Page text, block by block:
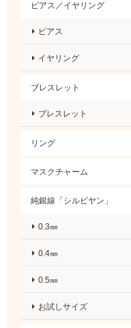
ピアス／イヤリング
ピアス
イヤリング
ブレスレット
ブレスレット
リング
マスクチャーム
純銀線「シルビヤン」
0.3㎜
0.4㎜
0.5㎜
お試しサイズ